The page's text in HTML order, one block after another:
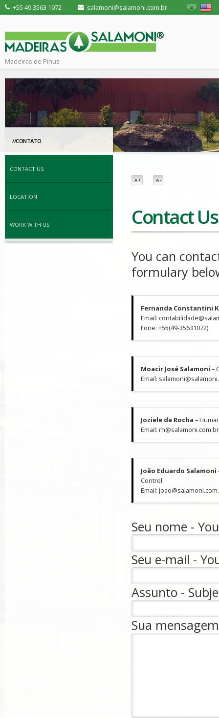
+55 49 3563 1072 salamoni@salamoni.com.br
Madeiras de Pinus
//CONTATO
CONTACT US
LOCATION
WORK WITH US
A + A -
Contact Us
You can
formulary
Fernanda Constantini
Email:
Fone: +55(49-35631072)
Moacir José Salamoni –
Email:
Joziele da Rocha–
Email: rh@salamoni.com.br
João Eduardo Salamoni
Control
Email:
Seu nome -
Seu e-mail -
Assunto -
Sua